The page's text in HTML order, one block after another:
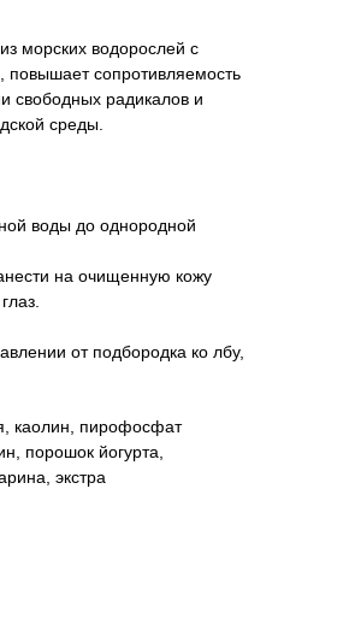
морских водорослей с
повышает сопротивляемость
свободных радикалов и
среды.
воды до однородной
на очищенную кожу
от подбородка ко лбу,
каолин, пирофосфат
порошок йогурта,
экстра